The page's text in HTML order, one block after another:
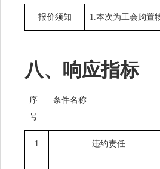
报价须知 1.本次为工会购置
八、响应指标
序
号
条件名称
1 违约责任